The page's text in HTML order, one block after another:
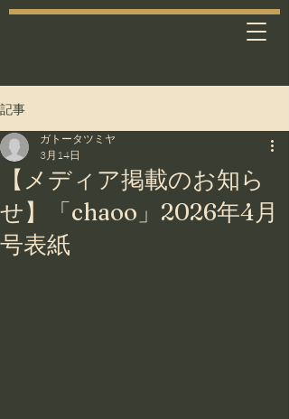
記事
【メディア掲載のお知ら
せ】「chaoo」2026年4月
号表紙
ガトータツミヤ
3月14日